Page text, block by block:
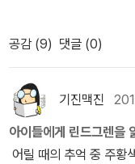
원, 목포시의원 당선
naver.com/article/
행기》(하야시 아키코 그
うき (1973년)《아모스
룡소, 1996.7.15.첫/
Steig (1971년)《참새의
로소 온누리가 아름답
숲노래(최종규) : 우리말
꾸러미 사전》, 《새로
러미 사전》, 《책숲마실
전》, 《우리말 글쓰기 사
는 즐거움》, 《마을에서
삐삐 롱스타킹>을 찾아
름을 처음 알게 되었다.
문에 그 이름도 그저 내
리고는 희미하게 남겨
게 되었고 그곳에서 다
다. 책방의 선생님들 모
공감 (9) 댓글 (0)
기진맥진
아이들에게 린드그렌을
어릴 때의 추억 중 주황